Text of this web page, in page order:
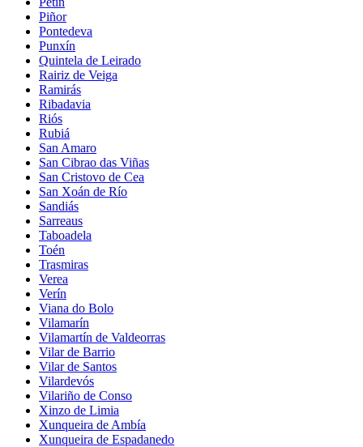
Piñor
Pontedeva
Punxín
Quintela de Leirado
Rairiz de Veiga
Ramirás
Ribadavia
Riós
Rubiá
San Amaro
San Cibrao das Viñas
San Cristovo de Cea
San Xoán de Río
Sandiás
Sarreaus
Taboadela
Toén
Trasmiras
Verea
Verín
Viana do Bolo
Vilamarín
Vilamartín de Valdeorras
Vilar de Barrio
Vilar de Santos
Vilardevós
Vilariño de Conso
Xinzo de Limia
Xunqueira de Ambía
Xunqueira de Espadanedo